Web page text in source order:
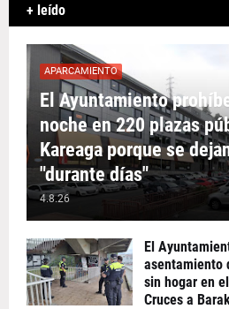
+ leído
APARCAMIENTO
El Ayuntamiento
noche en 220 plazas
Kareaga porque se
"durante días"
4.8.26
El
asentamiento
sin hogar en
Cruces a